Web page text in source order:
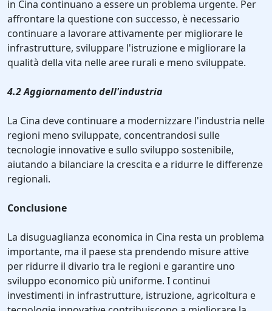
in Cina continuano a essere un problema urgente. Per
affrontare la questione con successo, è necessario
continuare a lavorare attivamente per migliorare le
infrastrutture, sviluppare l'istruzione e migliorare la
qualità della vita nelle aree rurali e meno sviluppate.
4.2 Aggiornamento dell'industria
La Cina deve continuare a modernizzare l'industria nelle
regioni meno sviluppate, concentrandosi sulle
tecnologie innovative e sullo sviluppo sostenibile,
aiutando a bilanciare la crescita e a ridurre le differenze
regionali.
Conclusione
La disuguaglianza economica in Cina resta un problema
importante, ma il paese sta prendendo misure attive
per ridurre il divario tra le regioni e garantire uno
sviluppo economico più uniforme. I continui
investimenti in infrastrutture, istruzione, agricoltura e